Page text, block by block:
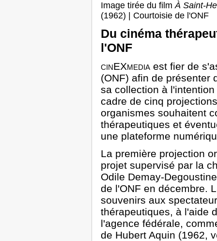
Image tirée du filmÀ Saint-
(1962) | Courtoisie de l'ONF
Du cinéma
l'ONF
cinEXmedia est fier de
(ONF) afin de présenter
sa collection à
cadre de cinq
organismes souhaitent
thérapeutiques et
une plateforme
La première projection
projet supervisé par la
Odile Demay-
de l'ONF en décembre.
souvenirs aux
thérapeutiques, à l'aide
l'agence fédérale,
de Hubert Aquin (1962,